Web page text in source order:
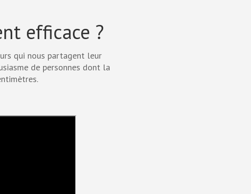
efficace ?
qui nous partagent leur
de personnes dont la